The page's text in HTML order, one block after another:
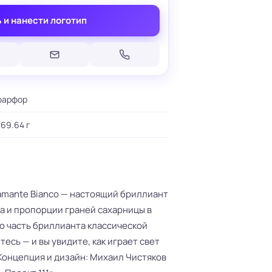
нанести логотип
г
Bianco — настоящий бриллиант
и пропорции граней сахарницы в
бриллианта классической
— и вы увидите, как играет свет
и дизайн: Михаил Чистяков